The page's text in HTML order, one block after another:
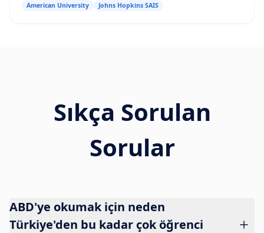
American University
Johns Hopkins SAIS
Sıkça Sorulan
Sorular
ABD'ye okumak için neden
Türkiye'den bu kadar çok öğrenci